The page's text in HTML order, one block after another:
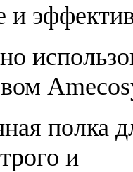
и
полка
и